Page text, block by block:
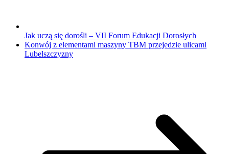
Jak uczą się dorośli – VII Forum Edukacji Dorosłych
Konwój z elementami maszyny TBM przejedzie ulicami
Lubelszczyzny